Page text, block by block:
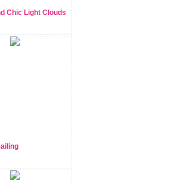
Chic Light Clouds